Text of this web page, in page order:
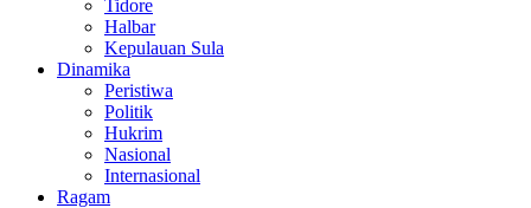
Tidore
Halbar
Kepulauan Sula
Dinamika
Peristiwa
Politik
Hukrim
Nasional
Internasional
Ragam